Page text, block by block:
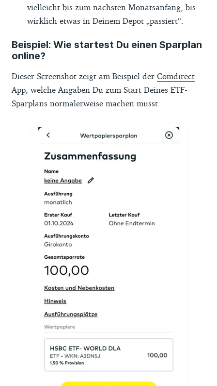
vielleicht bis zum nächsten Monatsanfang, bis
wirklich etwas in Deinem Depot „passiert“.
Beispiel: Wie startest Du einen Sparplan
online?
Dieser Screenshot zeigt am Beispiel der Comdirect-
App, welche Angaben Du zum Start Deines ETF-
Sparplans normalerweise machen musst.